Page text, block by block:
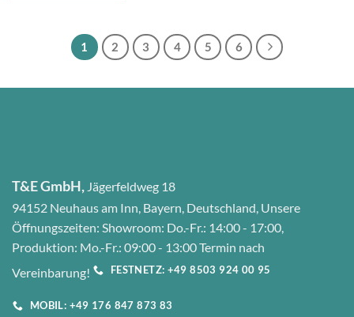
1 2 3 4 5 6
T&E GmbH, Jägerfeldweg 18
94152 Neuhaus am Inn, Bayern, Deutschland, Unsere
Öffnungszeiten: Showroom: Do.-Fr.: 14:00 - 17:00,
Produktion: Mo.-Fr.: 09:00 - 13:00 Termin nach
Vereinbarung!
FESTNETZ: +49 8503 924 00 95
MOBIL: +49 176 847 873 83